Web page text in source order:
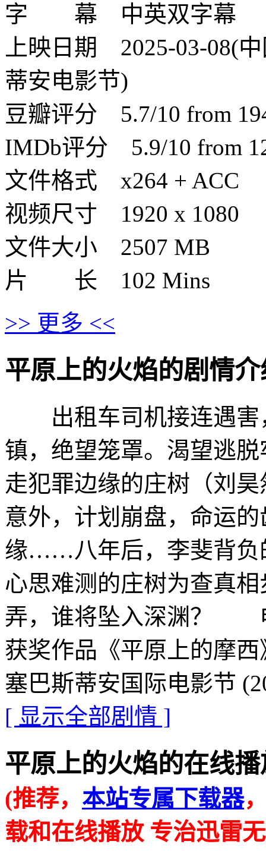
字 幕 中英双字幕
上映日期 2025-03-08(
蒂安电影节)
豆瓣评分 5.7/10 from
IMDb评分 5.9/10 from
文件格式 x264 + ACC
视频尺寸 1920 x 1080
文件大小 2507 MB
片 长 102 Mins
>> 更多 <<
平原上的火焰的剧情介
出租车司机接连遇害
镇，绝望笼罩。渴望逃
走犯罪边缘的庄树（刘
意外，计划崩盘，命运
缘……八年后，李斐背负
心思难测的庄树为查真
弄，谁将坠入深渊？
获奖作品《平原上的
塞巴斯蒂安国际电影节
[ 显示全部剧情 ]
平原上的火焰的在线播
(推荐， 本站专属下载器
载和在线播放 专治迅雷